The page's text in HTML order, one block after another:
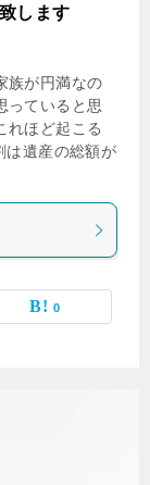
します
族が円満なの
っていると思
れほど起こる
は遺産の総額が
0